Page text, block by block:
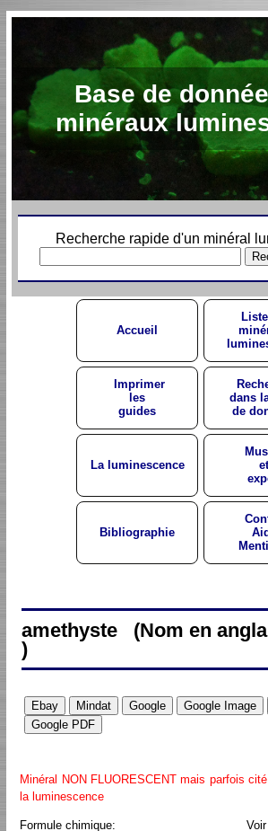
Base de
minéraux
Recherche rapide d'un minéral
Accueil
Imprimer
les
guides
dans
de
La luminescence
Bibliographie
amethyste (Nom en
)
Minéral NON FLUORESCENT mais parfois
la luminescence
Formule chimique: Voir